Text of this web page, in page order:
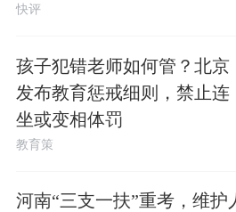
快评
孩子犯错老师如何管？北京
发布教育惩戒细则，禁止连
坐或变相体罚
教育策
河南“三支一扶”重考，维护